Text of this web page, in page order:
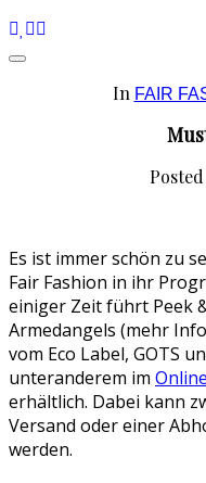
In FAIR
Es ist immer schön zu
Fair Fashion in ihr
einiger Zeit führt Peek
Armedangels (mehr
vom Eco Label, GOTS
unteranderem im
erhältlich. Dabei kann
Versand oder einer
werden.